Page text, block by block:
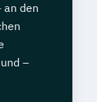
an den
–